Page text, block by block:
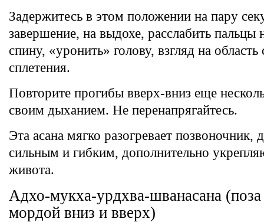
Задержитесь в этом положении на пару
завершение, на выдохе, расслабить пальцы
спину, «уронить» голову, взгляд на область
сплетения.
Повторите прогибы вверх-вниз еще
своим дыханием. Не перенапрягайтесь.
Эта асана мягко разогревает позвоночник,
сильным и гибким, дополнительно
живота.
Адхо-мукха-урдхва-шванасана (поза
мордой вниз и вверх)